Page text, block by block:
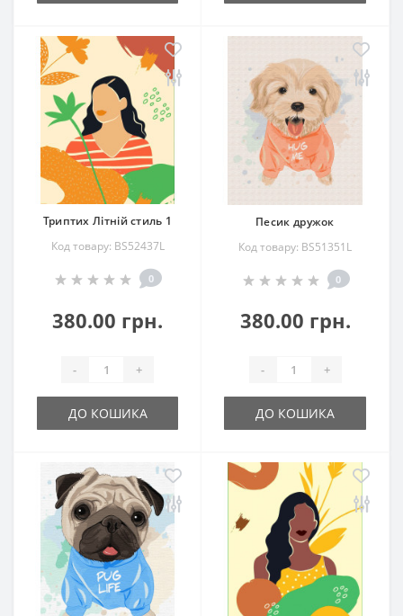
Триптих Літній стиль 1
Код товару: BS52437L
0
380.00 грн.
- +
ДО КОШИКА
Песик дружок
Код товару: BS51351L
0
380.00 грн.
- +
ДО КОШИКА